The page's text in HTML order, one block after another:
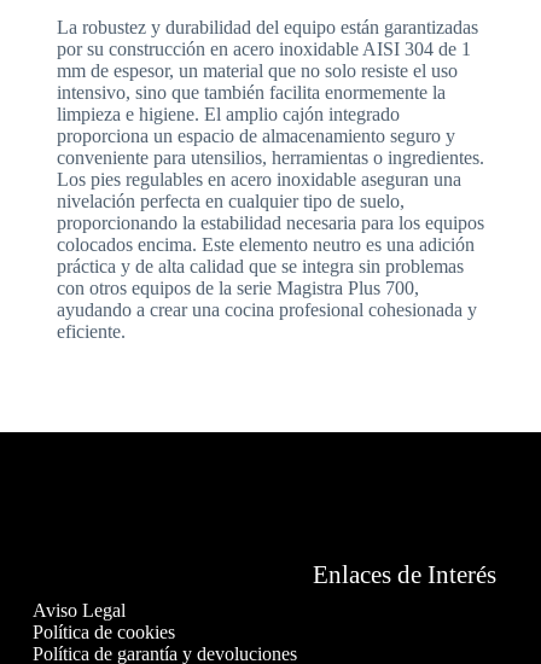
La robustez y durabilidad del equipo están garantizadas
por su construcción en acero inoxidable AISI 304 de 1
mm de espesor, un material que no solo resiste el uso
intensivo, sino que también facilita enormemente la
limpieza e higiene. El amplio cajón integrado
proporciona un espacio de almacenamiento seguro y
conveniente para utensilios, herramientas o ingredientes.
Los pies regulables en acero inoxidable aseguran una
nivelación perfecta en cualquier tipo de suelo,
proporcionando la estabilidad necesaria para los equipos
colocados encima. Este elemento neutro es una adición
práctica y de alta calidad que se integra sin problemas
con otros equipos de la serie Magistra Plus 700,
ayudando a crear una cocina profesional cohesionada y
eficiente.
Enlaces de Interés
Aviso Legal
Política de cookies
Política de garantía y devoluciones